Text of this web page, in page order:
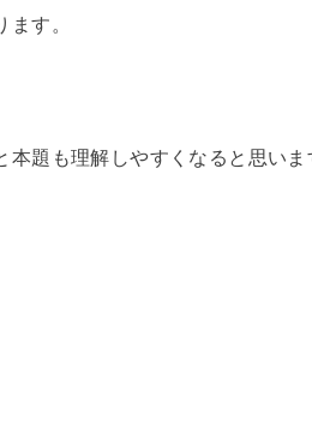
す。
本題も理解しやすくなると思い